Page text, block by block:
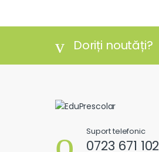
Doriți noutăți?
Suport telefonic
0723 671 102